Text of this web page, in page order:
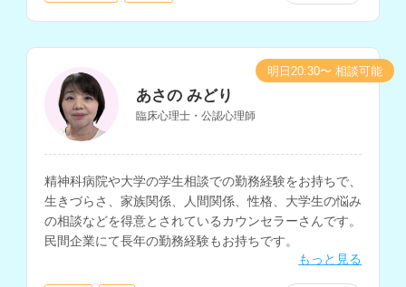
あさの みどり
臨床心理士・公認心理師
精神科病院や大学の学生相談での勤務経験をお持ちで、
生きづらさ、家族関係、人間関係、性格、大学生の悩み
の相談などを得意とされているカウンセラーさんです。
民間企業にて長年の勤務経験もお持ちです。
もっと見る
明日20:30〜 相談可能